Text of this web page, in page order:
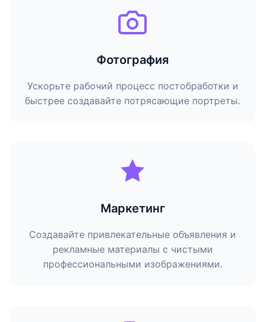
Фотография
Ускорьте рабочий процесс постобработки и
быстрее создавайте потрясающие портреты.
Маркетинг
Создавайте привлекательные объявления и
рекламные материалы с чистыми
профессиональными изображениями.